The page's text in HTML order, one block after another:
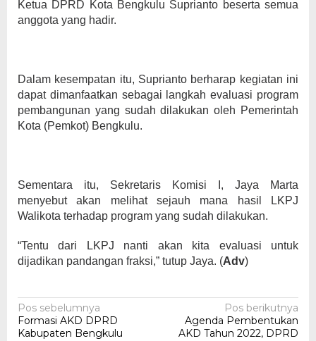
Ketua DPRD Kota Bengkulu Suprianto beserta semua
anggota yang hadir.
Dalam kesempatan itu, Suprianto berharap kegiatan ini
dapat dimanfaatkan sebagai langkah evaluasi program
pembangunan yang sudah dilakukan oleh Pemerintah
Kota (Pemkot) Bengkulu.
Sementara itu, Sekretaris Komisi I, Jaya Marta
menyebut akan melihat sejauh mana hasil LKPJ
Walikota terhadap program yang sudah dilakukan.
“Tentu dari LKPJ nanti akan kita evaluasi untuk
dijadikan pandangan fraksi,” tutup Jaya. (Adv)
Navigasi
pos
Pos sebelumnya
Formasi AKD DPRD
Kabupaten Bengkulu
Pos berikutnya
Agenda Pembentukan
AKD Tahun 2022, DPRD